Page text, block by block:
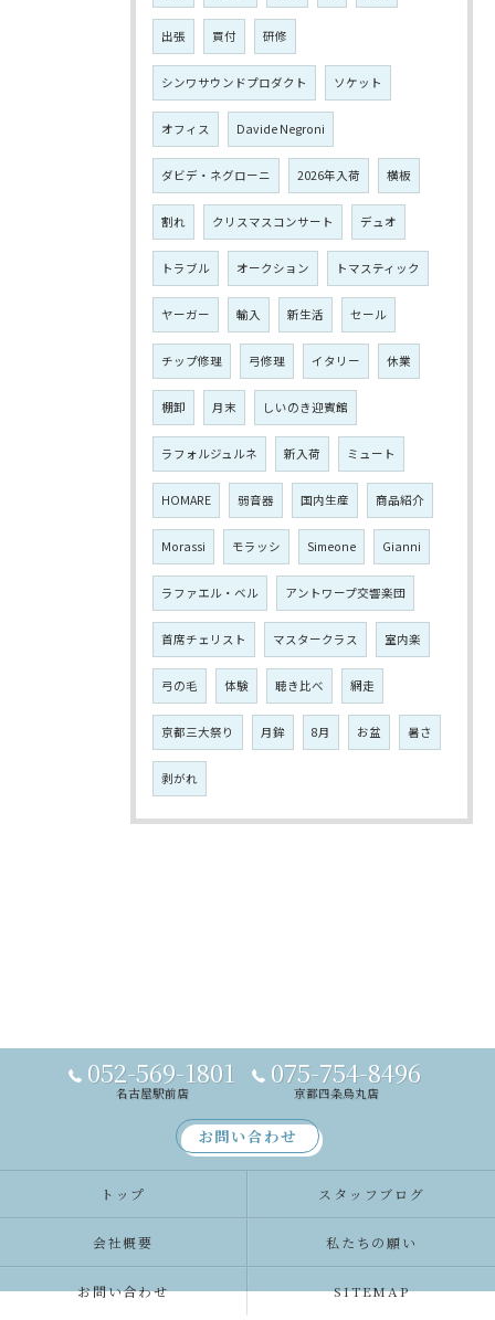
出張 買付 研修
シンワサウンドプロダクト ソケット
オフィス Davide Negroni
ダビデ・ネグローニ 2026年入荷 横板
割れ クリスマスコンサート デュオ
トラブル オークション トマスティック
ヤーガー 輸入 新生活 セール
チップ修理 弓修理 イタリー 休業
棚卸 月末 しいのき迎賓館
ラフォルジュルネ 新入荷 ミュート
HOMARE 弱音器 国内生産 商品紹介
Morassi モラッシ Simeone Gianni
ラファエル・ベル アントワープ交響楽団
首席チェリスト マスタークラス 室内楽
弓の毛 体験 聴き比べ 網走
京都三大祭り 月鉾 8月 お盆 暑さ
剥がれ
052-569-1801
名古屋駅前店
075-754-8496
京都四条烏丸店
お問い合わせ
トップ スタッフブログ
会社概要 私たちの願い
お問い合わせ SITEMAP